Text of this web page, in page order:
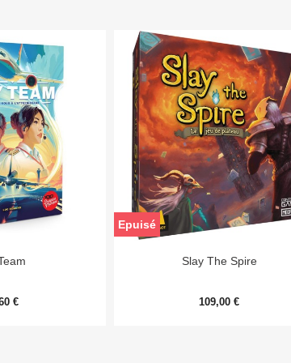
rapide
€
Aperçu rapide
Slay The Spire
109,00 €
Epuisé